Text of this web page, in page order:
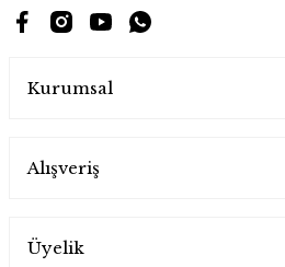
Kurumsal
Alışveriş
Üyelik